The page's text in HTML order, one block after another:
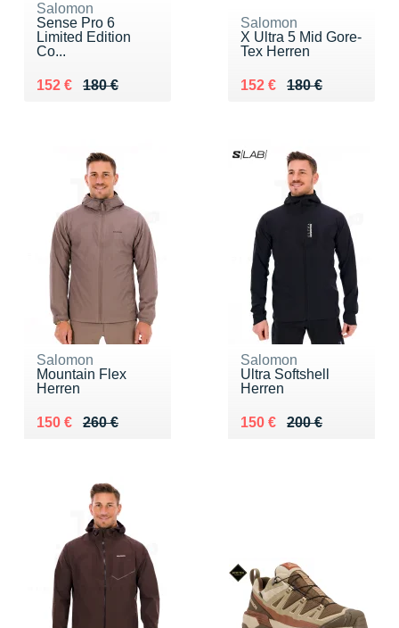
Salomon
Sense Pro 6
Limited Edition
Co...
180 €
Au lieu de 180 €
152 €
Vendu 152 €
Salomon
X Ultra 5 Mid Gore-
Tex Herren
180 €
Au lieu de 180 €
152 €
Vendu 152 €
Salomon
Mountain Flex
Herren
260 €
Au lieu de 260 €
150 €
Vendu 150 €
Salomon
Ultra Softshell
Herren
200 €
Au lieu de 200 €
150 €
Vendu 150 €